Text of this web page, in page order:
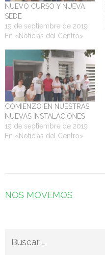
NUEVO CURSO Y NUEVA
SEDE
19 de septiembre de 2019
En «Noticias del Centro»
COMIENZO EN NUESTRAS
NUEVAS INSTALACIONES
19 de septiembre de 2019
En «Noticias del Centro»
Navegación
NOS MOVEMOS
Buscar: